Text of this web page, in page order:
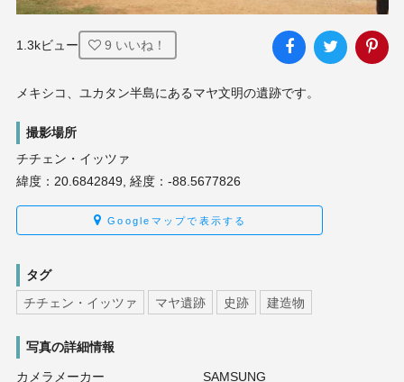
1.3kビュー 9 いいね！
メキシコ、ユカタン半島にあるマヤ文明の遺跡です。
撮影場所
チチェン・イッツァ
緯度：20.6842849, 経度：-88.5677826
Googleマップで表示する
タグ
チチェン・イッツァ
マヤ遺跡 史跡 建造物
写真の詳細情報
カメラメーカー SAMSUNG